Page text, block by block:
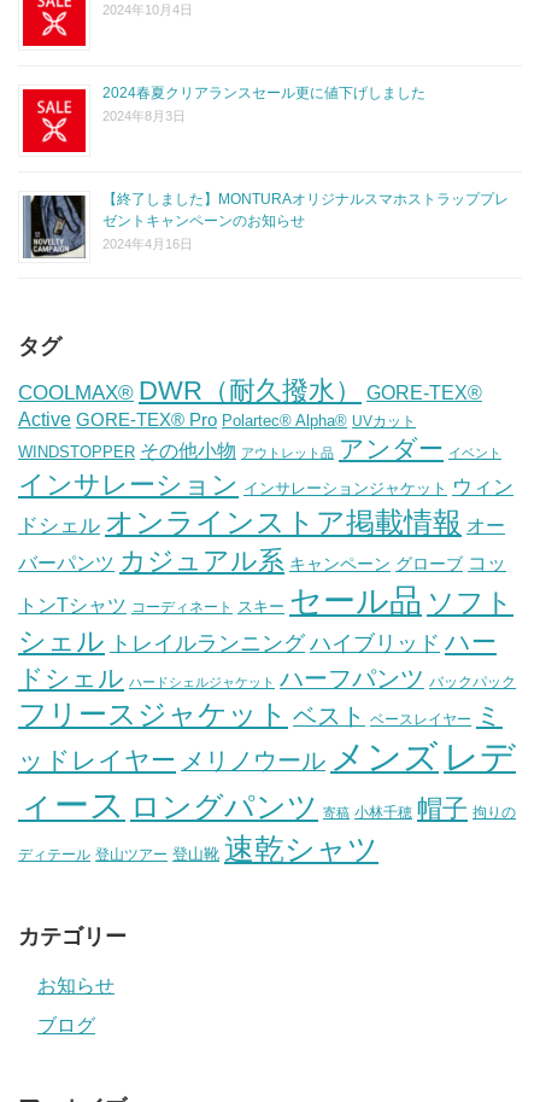
2024年10月4日
2024春夏クリアランスセール更に値下げしました
2024年8月3日
【終了しました】MONTURAオリジナルスマホストラッププレ
ゼントキャンペーンのお知らせ
2024年4月16日
タグ
COOLMAX® DWR（耐久撥水）
GORE-TEX®
Active GORE-TEX® Pro Polartec® Alpha® UVカット
WINDSTOPPER その他小物 アウトレット品 アンダー イベント
インサレーション インサレーションジャケット ウィン
ドシェル オンラインストア掲載情報 オー
バーパンツ カジュアル系 キャンペーン グローブ コッ
トンTシャツ コーディネート スキー セール品 ソフト
シェル トレイルランニング ハイブリッド ハー
ドシェル ハードシェルジャケット ハーフパンツ バックパック
フリースジャケット ベスト ベースレイヤー
ミ
ッドレイヤー メリノウール メンズ レデ
ィース ロングパンツ 寄稿 小林千穂 帽子 拘りの
ディテール 登山ツアー 登山靴 速乾シャツ
カテゴリー
お知らせ
ブログ